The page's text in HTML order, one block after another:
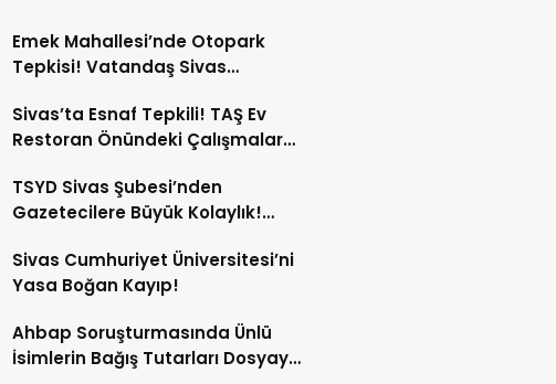
Emek Mahallesi’nde Otopark
Tepkisi! Vatandaş Sivas
Sivas’ta Esnaf Tepkili! TAŞ Ev
Restoran Önündeki Çalışmalar
TSYD Sivas Şubesi’nden
Gazetecilere Büyük Kolaylık!
Hizmete Girdi!
Sivas Cumhuriyet Üniversitesi’ni
Yasa Boğan Kayıp!
Ahbap Soruşturmasında Ünlü
İsimlerin Bağış Tutarları Dosyaya